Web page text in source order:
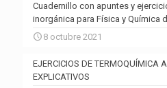
Cuadernillo con apuntes y
inorgánica para Física y Química
8 octubre 2021
EJERCICIOS DE TERMOQUÍMICA
EXPLICATIVOS